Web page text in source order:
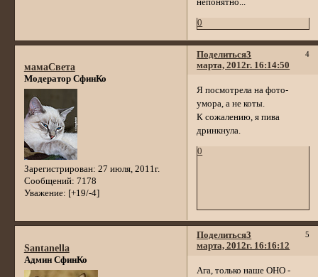
непонятно...
0
Поделиться 4
3
марта, 2012г. 16:14:50
мамаСвета
Модератор СфинКо
Зарегистрирован: 27 июля, 2011г.
Сообщений: 7178
Уважение: [+19/-4]
Я посмотрела на фото-
умора, а не коты.
К сожалению, я пива
дринкнула.
0
Поделиться 5
3
марта, 2012г. 16:16:12
Santanella
Админ СфинКо
Ага, только наше ОНО -